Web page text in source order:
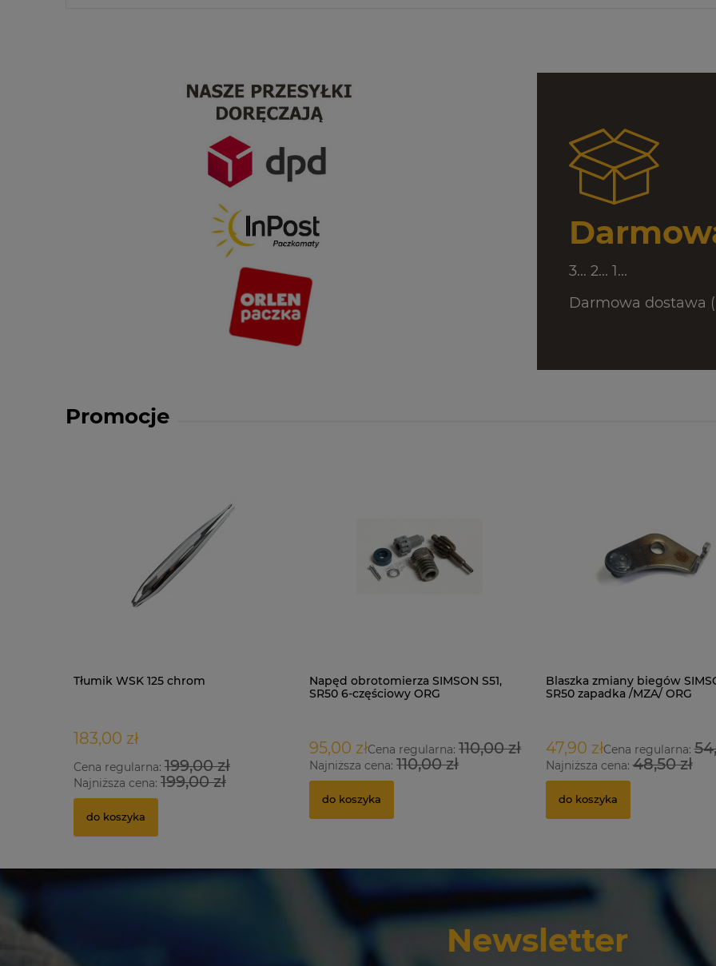
3... 2... 1...
Darmowa dostawa
Promocje
Tłumik WSK 125 chrom
183,00 zł
Cena regularna: 199,00 zł
Najniższa cena: 199,00 zł
do koszyka
Napęd obrotomierza SIMSON S51,
SR50 6-częściowy ORG
95,00 złCena regularna:110,00 zł
Najniższa cena:110,00 zł
do koszyka
Blaszka zmiany biegów
SR50 zapadka /MZA/ ORG
47,90 złCena regularna:
Najniższa cena:48,50 zł
do koszyka
Newsletter